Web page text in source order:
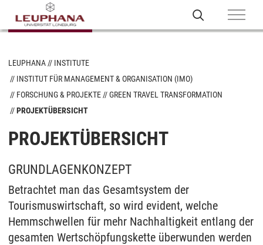
LEUPHANA
INSTITUTE
INSTITUT FÜR MANAGEMENT & ORGANISATION (IMO)
FORSCHUNG & PROJEKTE
GREEN TRAVEL TRANSFORMATION
PROJEKTÜBERSICHT
PROJEKTÜBERSICHT
GRUNDLAGENKONZEPT
Betrachtet man das Gesamtsystem der
Tourismuswirtschaft, so wird evident, welche
Hemmschwellen für mehr Nachhaltigkeit entlang der
gesamten Wertschöpfungskette überwunden werden